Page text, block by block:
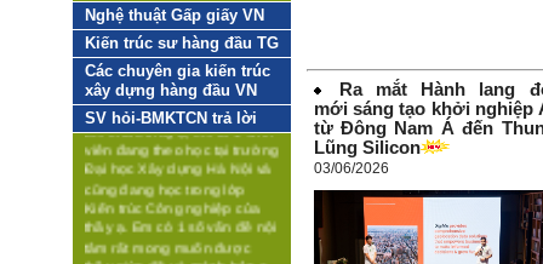
Việt Nam là quốc gia đang
phát triển, hoạt động kinh tế
đóng vai trò chủ đạo với 4
nhóm: i) Khai thác tài nguyên
thiên nhiên (khai mỏ, nông
nghiệp); ii) Sản xuất (công
nghiệp, xây dựng), iii) Dịch
vụ, iv) Liên kết số và được
vận hành dựa trên trên hệ
thống kết cấu hạ tầng đồng
bộ tương ứng, trong đó nổi
bật là hệ thống công nghệ
thông tin. Các hoạt động kinh
Nghệ thuật Gấp giấy VN
Kiến trúc sư hàng đầu TG
Các chuyên gia kiến trúc
xây dựng hàng đầu VN
SV hỏi-BMKTCN trả lời
Hỏi:
Em cảm thấy vô hướng
quá
Em chào thầy ạ, em là 1 sinh
viên đang theo học tại trường
Đại học Xây dựng Hà Nội và
cũng đang học trong lớp
Kiến trúc Công nghiệp của
thầy ạ. Em có 1 số vấn đề nội
tâm rất mong muốn được
thầy giúp đỡ và mách bảo ạ.
Vấn đề chính em đang gặp
Ra mắt Hành lang
mới sáng tạo khởi nghiệp
từ Đông Nam Á đến
Lũng Silicon
03/06/2026